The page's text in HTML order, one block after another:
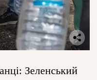
Зеленський